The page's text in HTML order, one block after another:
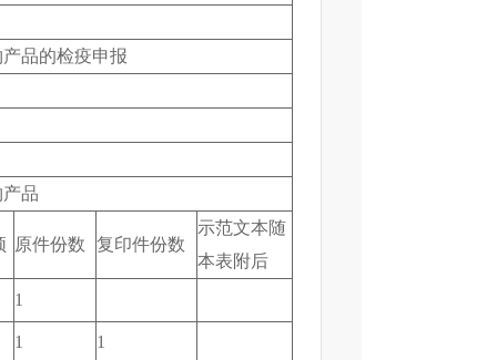
品的检疫申报
品
原件份数 复印件份数
示范文本随
本表附后
1
1
1